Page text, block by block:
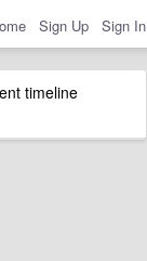
Sign Up Sign In
timeline